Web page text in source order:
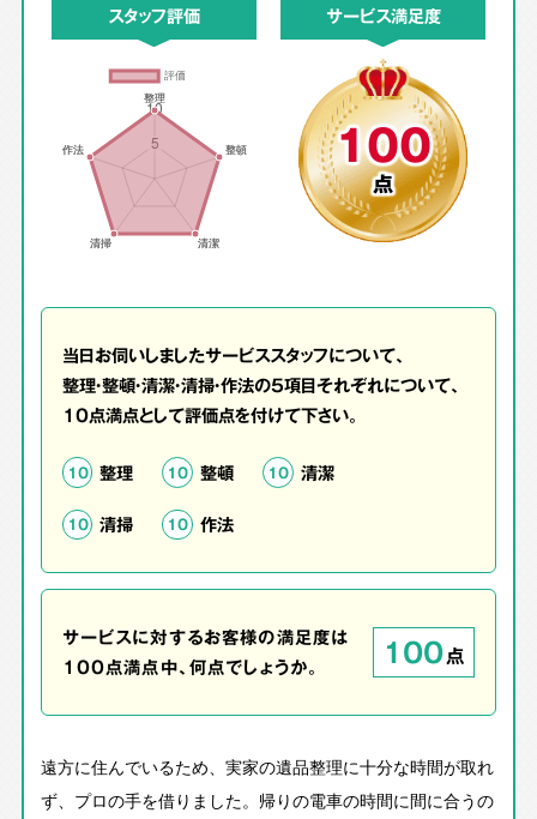
スタッフ評価 サービス満足度
100
点
当日お伺いしましたサービススタッフについて、
整理・整頓・清潔・清掃・作法の5項目それぞれについて、
10点満点として評価点を付けて下さい。
10 整理 10 整頓 10 清潔
10 清掃 10 作法
サービスに対するお客様の満足度は
100点満点中、何点でしょうか。
100点
遠方に住んでいるため、実家の遺品整理に十分な時間が取れ
ず、プロの手を借りました。帰りの電車の時間に間に合うの